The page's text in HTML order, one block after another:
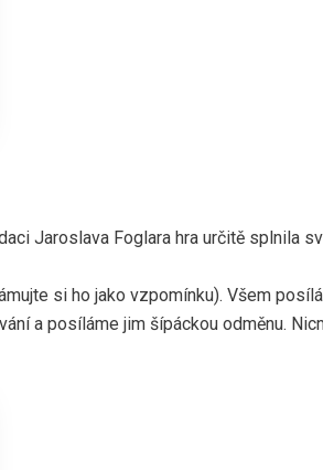
Jaroslava Foglara hra určitě splnila
si ho jako vzpomínku). Všem
a posíláme jim šípáckou odměnu.